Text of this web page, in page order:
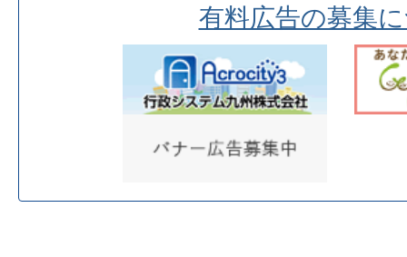
有料広告の募集